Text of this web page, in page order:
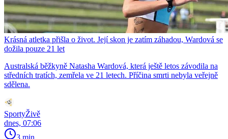
Krásná atletka přišla o život. Její skon je zatím záhadou, Wardová se
dožila pouze 21 let
Australská běžkyně Natasha Wardová, která ještě letos závodila na
středních tratích, zemřela ve 21 letech. Příčina smrti nebyla veřejně
sdělena.
SportyŽivě
dnes, 07:06